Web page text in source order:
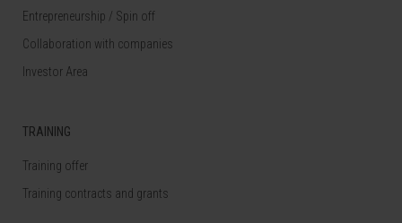
Entrepreneurship / Spin off
Collaboration with companies
Investor Area
TRAINING
Training offer
Training contracts and grants